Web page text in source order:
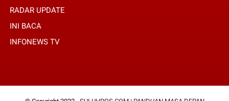
RADAR UPDATE
INI BACA
INFONEWS TV